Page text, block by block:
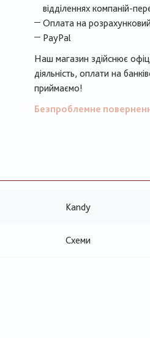
відділеннях компаній-
Оплата на
PayPal
Наш магазин здійснює
діяльність, оплати на
приймаємо!
Безпроблемне
Kandy
Схеми